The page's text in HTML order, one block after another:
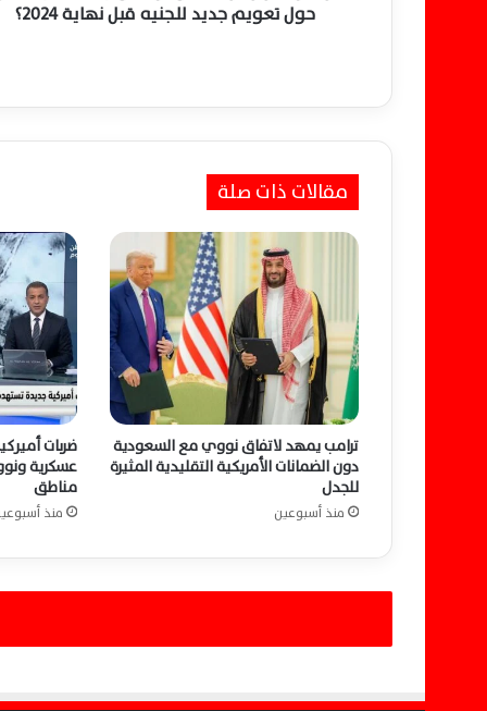
ا
و
ط
ا
ل
م
.
.
ي
س
م
ا
ل
ج
ل
ت
و
حول تعويم جديد للجنيه قبل نهاية 2024؟
مقالات ذات صلة
ترامب يمهد لاتفاق نووي مع السعودية
دون الضمانات الأمريكية التقليدية المثيرة
للجدل
منذ أسبوعين
ضربات
عسكرية
مناطق
منذ